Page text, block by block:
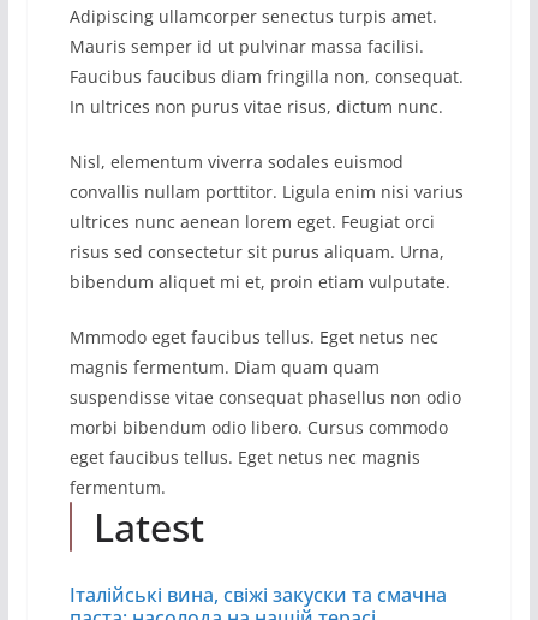
Adipiscing ullamcorper senectus turpis amet.
Mauris semper id ut pulvinar massa facilisi.
Faucibus faucibus diam fringilla non, consequat.
In ultrices non purus vitae risus, dictum nunc.
Nisl, elementum viverra sodales euismod
convallis nullam porttitor. Ligula enim nisi varius
ultrices nunc aenean lorem eget. Feugiat orci
risus sed consectetur sit purus aliquam. Urna,
bibendum aliquet mi et, proin etiam vulputate.
Mmmodo eget faucibus tellus. Eget netus nec
magnis fermentum. Diam quam quam
suspendisse vitae consequat phasellus non odio
morbi bibendum odio libero. Cursus commodo
eget faucibus tellus. Eget netus nec magnis
fermentum.
Latest
Італійські вина, свіжі закуски та смачна